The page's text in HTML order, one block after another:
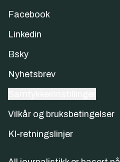
Facebook
Linkedin
Bsky
Nyhetsbrev
Vilkår og bruksbetingelser
KI-retningslinjer